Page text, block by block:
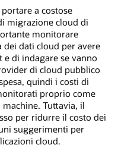
a costose
migrazione cloud di
monitorare
dati cloud per avere
di indagare se vanno
di cloud pubblico
quindi i costi di
proprio come
Tuttavia, il
per ridurre il costo dei
suggerimenti per
cloud.